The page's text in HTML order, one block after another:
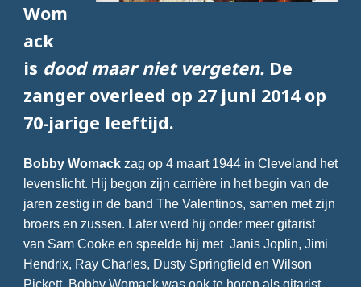
Wom
ack
is dood maar niet vergeten. De
zanger overleed op 27 juni 2014 op
70-jarige leeftijd.
Bobby Womackzag op 4 maart 1944 in Cleveland het
levenslicht. Hij begon zijn carrière in het begin van de
jaren zestig in de band The Valentinos, samen met zijn
broers en zussen. Later werd hij onder meer gitarist
van Sam Cooke en speelde hij met Janis Joplin, Jimi
Hendrix, Ray Charles, Dusty Springfield en Wilson
Pickett. Bobby Womack was ook te horen als gitarist